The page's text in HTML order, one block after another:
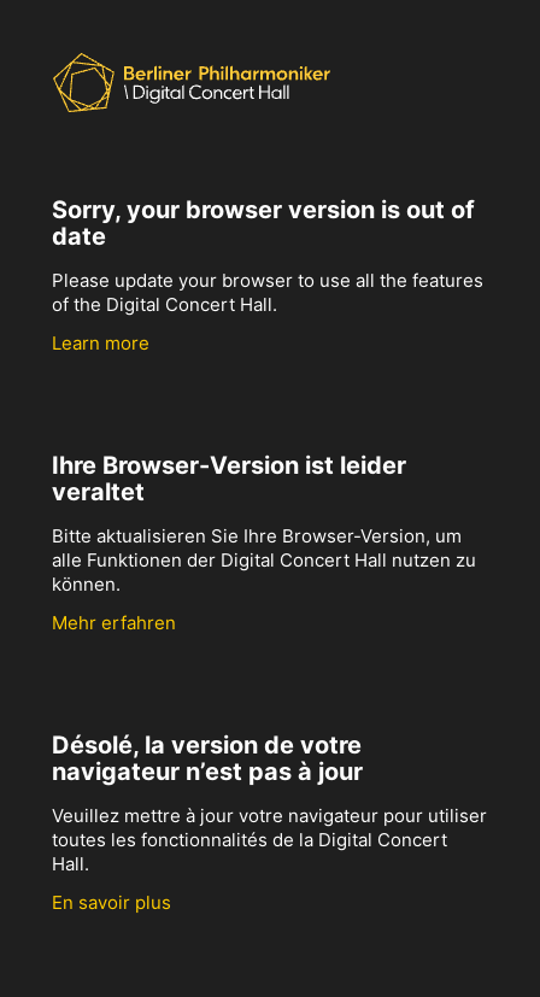
Sorry, your browser version is out of
date
Please update your browser to use all the features
of the Digital Concert Hall.
Learn more
Ihre Browser-Version ist leider
veraltet
Bitte aktualisieren Sie Ihre Browser-Version, um
alle Funktionen der Digital Concert Hall nutzen zu
können.
Mehr erfahren
Désolé, la version de votre
navigateur n’est pas à jour
Veuillez mettre à jour votre navigateur pour utiliser
toutes les fonctionnalités de la Digital Concert
Hall.
En savoir plus